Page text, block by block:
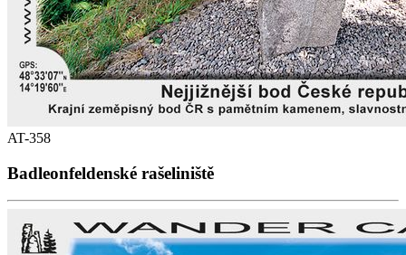
AT-358
Badleonfeldenské rašeliniště